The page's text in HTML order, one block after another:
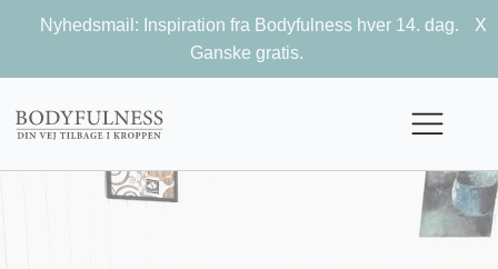
Nyhedsmail: Inspiration fra Bodyfulness hver 14. dag.
Ganske gratis.
X